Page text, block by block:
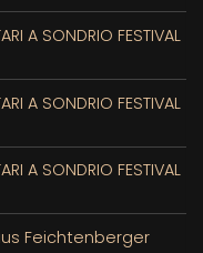
A SONDRIO FESTIVAL
A SONDRIO FESTIVAL
A SONDRIO FESTIVAL
Feichtenberger